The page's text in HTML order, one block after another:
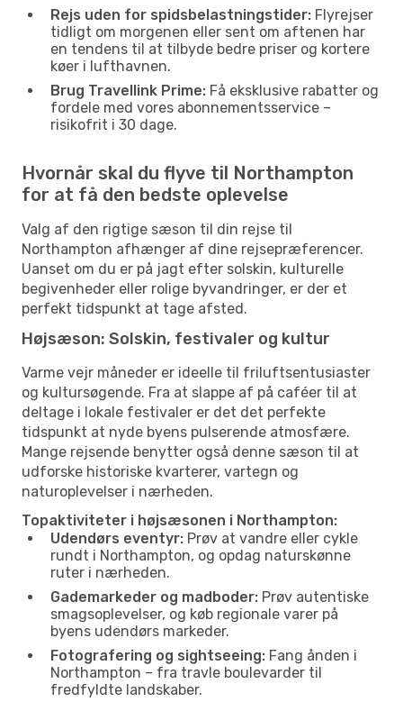
Rejs uden for spidsbelastningstider: Flyrejser
tidligt om morgenen eller sent om aftenen har
en tendens til at tilbyde bedre priser og kortere
køer i lufthavnen.
Brug Travellink Prime: Få eksklusive rabatter og
fordele med vores abonnementsservice –
risikofrit i 30 dage.
Hvornår skal du flyve til Northampton
for at få den bedste oplevelse
Valg af den rigtige sæson til din rejse til
Northampton afhænger af dine rejsepræferencer.
Uanset om du er på jagt efter solskin, kulturelle
begivenheder eller rolige byvandringer, er der et
perfekt tidspunkt at tage afsted.
Højsæson: Solskin, festivaler og kultur
Varme vejr måneder er ideelle til friluftsentusiaster
og kultursøgende. Fra at slappe af på caféer til at
deltage i lokale festivaler er det det perfekte
tidspunkt at nyde byens pulserende atmosfære.
Mange rejsende benytter også denne sæson til at
udforske historiske kvarterer, vartegn og
naturoplevelser i nærheden.
Topaktiviteter i højsæsonen i Northampton:
Udendørs eventyr: Prøv at vandre eller cykle
rundt i Northampton, og opdag naturskønne
ruter i nærheden.
Gademarkeder og madboder: Prøv autentiske
smagsoplevelser, og køb regionale varer på
byens udendørs markeder.
Fotografering og sightseeing: Fang ånden i
Northampton – fra travle boulevarder til
fredfyldte landskaber.